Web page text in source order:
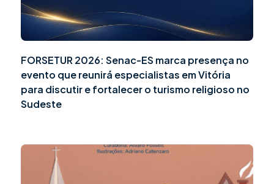
FORSETUR 2026: Senac-ES marca presença no
evento que reunirá especialistas em Vitória
para discutir e fortalecer o turismo religioso no
Sudeste